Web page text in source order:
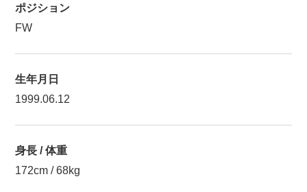
ポジション
FW
生年月日
1999.06.12
身長 / 体重
172cm / 68kg